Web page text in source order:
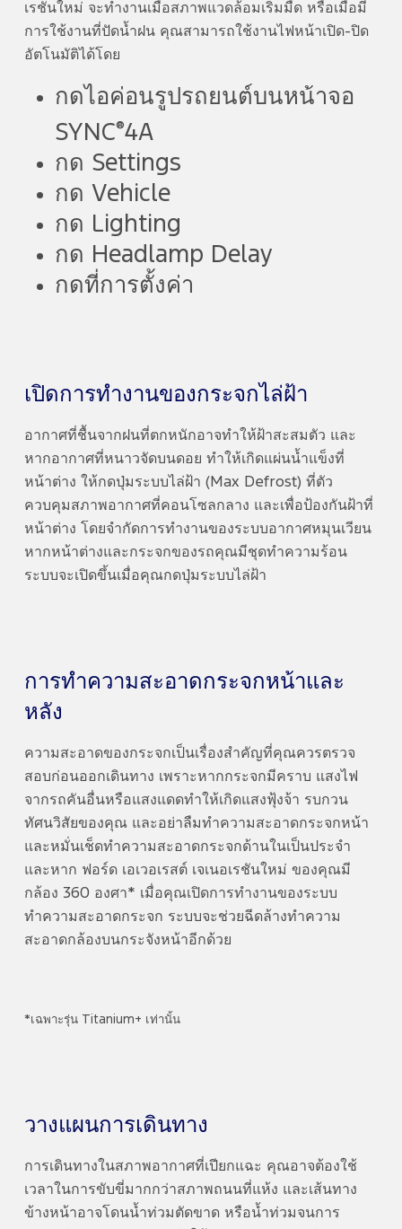
เรชันใหม่ จะทำงานเมื่อสภาพแวดล้อมเริ่มมืด หรือเมื่อมี
การใช้งานที่ปัดน้ำฝน คุณสามารถใช้งานไฟหน้าเปิด-ปิด
อัตโนมัติได้โดย
กดไอค่อนรูปรถยนต์บนหน้าจอ
SYNC®4A
กด Settings
กด Vehicle
กด Lighting
กด Headlamp Delay
กดที่การตั้งค่า
เปิดการทำงานของกระจกไล่ฝ้า
อากาศที่ชื้นจากฝนที่ตกหนักอาจทำให้ฝ้าสะสมตัว และ
หากอากาศที่หนาวจัดบนดอย ทำให้เกิดแผ่นน้ำแข็งที่
หน้าต่าง ให้กดปุ่มระบบไล่ฝ้า (Max Defrost) ที่ตัว
ควบคุมสภาพอากาศที่คอนโซลกลาง และเพื่อป้องกันฝ้าที่
หน้าต่าง โดยจำกัดการทำงานของระบบอากาศหมุนเวียน
หากหน้าต่างและกระจกของรถคุณมีชุดทำความร้อน
ระบบจะเปิดขึ้นเมื่อคุณกดปุ่มระบบไล่ฝ้า
การทำความสะอาดกระจกหน้าและ
หลัง
ความสะอาดของกระจกเป็นเรื่องสำคัญที่คุณควรตรวจ
สอบก่อนออกเดินทาง เพราะหากกระจกมีคราบ แสงไฟ
จากรถคันอื่นหรือแสงแดดทำให้เกิดแสงฟุ้งจ้า รบกวน
ทัศนวิสัยของคุณ และอย่าลืมทำความสะอาดกระจกหน้า
และหมั่นเช็ดทำความสะอาดกระจกด้านในเป็นประจำ
และหาก ฟอร์ด เอเวอเรสต์ เจเนอเรชันใหม่ ของคุณมี
กล้อง 360 องศา* เมื่อคุณเปิดการทำงานของระบบ
ทำความสะอาดกระจก ระบบจะช่วยฉีดล้างทำความ
สะอาดกล้องบนกระจังหน้าอีกด้วย
*เฉพาะรุ่น Titanium+ เท่านั้น
วางแผนการเดินทาง
การเดินทางในสภาพอากาศที่เปียกแฉะ คุณอาจต้องใช้
เวลาในการขับขี่มากกว่าสภาพถนนที่แห้ง และเส้นทาง
ข้างหน้าอาจโดนน้ำท่วมตัดขาด หรือน้ำท่วมจนการ